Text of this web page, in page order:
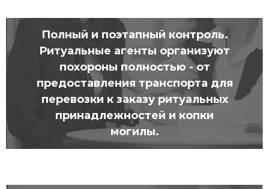
Полный и поэтапный контроль.
Ритуальные агенты организуют
похороны полностью - от
предоставления транспорта для
перевозки к заказу ритуальных
принадлежностей и копки
могилы.